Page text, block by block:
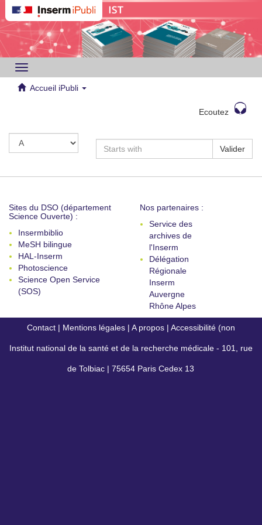
Toggle
navigation
Accueil iPubli
Ecoutez
Valider
Sites du DSO (département
Science Ouverte) :
Insermbiblio
MeSH bilingue
HAL-Inserm
Photoscience
Science Open Service
(SOS)
Nos partenaires :
Service des
archives de
l'Inserm
Délégation
Régionale
Inserm
Auvergne
Rhône Alpes
Contact | Mentions légales | A propos | Accessibilité (non
conforme)
Institut national de la santé et de la recherche médicale - 101, rue
de Tolbiac | 75654 Paris Cedex 13